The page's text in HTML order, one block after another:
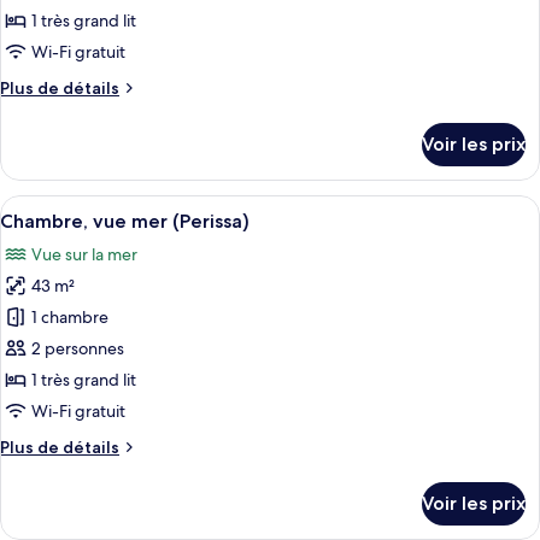
type
de
chambre :
Chambre,
(Fira)
1 très grand lit
Wi-Fi gratuit
Plus de détails
Plus
le
type
de
Chambre,
vue
mer
(Fira)
Voir les prix
Afficher
toutes
les
photos
pour
ce
type
de
chambre :
Chambre,
Une chambre d’hôtel moderne
5
Chambre, vue mer (Perissa)
Vue sur la mer
43 m²
1 chambre
2 personnes
1 très grand lit
Wi-Fi gratuit
Plus de détails
Plus
le
Voir les prix